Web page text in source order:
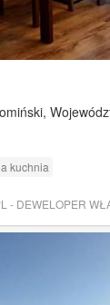
kuchnia
- DEWELOPER